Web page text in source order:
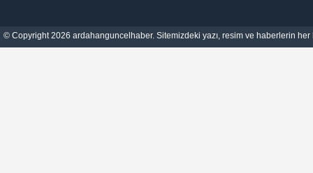
© Copyright 2026 ardahanguncelhaber. Sitemizdeki yazı, resim ve haberlerin her